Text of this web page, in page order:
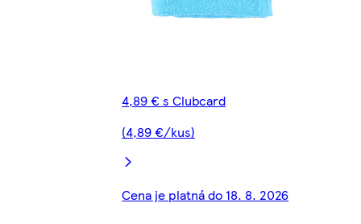
4,89 € s Clubcard
(4,89 €/kus)
Cena je platná do 18. 8. 2026